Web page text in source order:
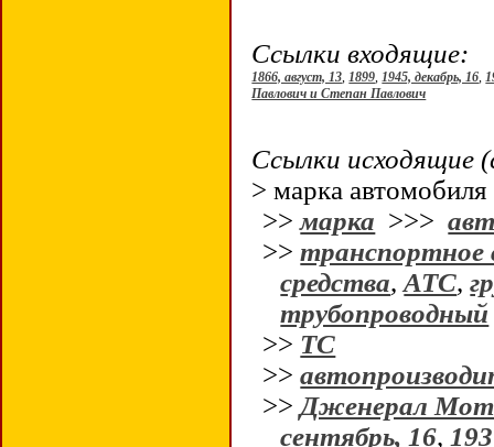
Ссылки входящие:
1866, август, 13,1899,1945, декабрь, 16,
Павлович и Степан Павлович
Ссылки исходящие
> марка автомобиля
>>марка >>>
>>транспортное
средства,АТС,
трубопроводный
>> ТС
>>
>>Дженерал
сентябрь, 16,